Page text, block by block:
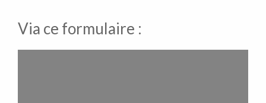
Via ce formulaire :